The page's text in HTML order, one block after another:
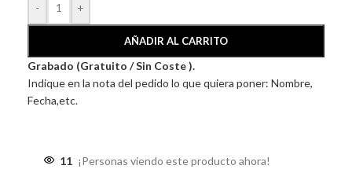
-
+
AÑADIR AL CARRITO
Grabado (Gratuito / Sin Coste ).
Indique en la nota del pedido lo que quiera poner: Nombre,
Fecha,etc.
11 ¡Personas viendo este producto ahora!